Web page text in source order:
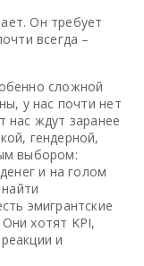
Он требует
всегда –
сложной
у нас почти нет
нас ждут заранее
гендерной,
выбором:
и на голом
эмигрантские
хотят KPI,
и